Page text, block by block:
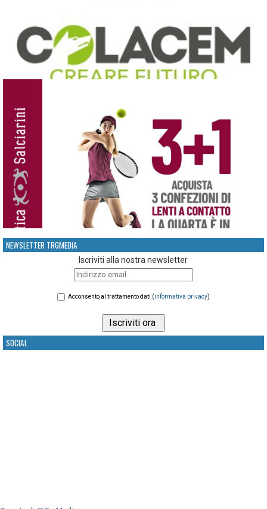
NEWSLETTER TRGMEDIA
Iscriviti alla nostra newsletter
Acconsento al trattamento dati (informativa privacy)
SOCIAL